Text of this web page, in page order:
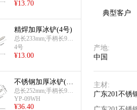
m;厚1.2mm,约207g
¥13.70
精焊加厚冰铲(4号)
总长233mm;手柄长93m
m;口宽50mm;总宽87m
m;厚1.2mm,约147g
4号
¥13.00
不锈钢加厚冰铲(加
大号)
总长252mm;手柄长90m
m;口宽70mm;总宽88m
m;约226g;301ml
YP-09WH
¥36.40
典型客户
产地:
中国
主材:
广东201不锈